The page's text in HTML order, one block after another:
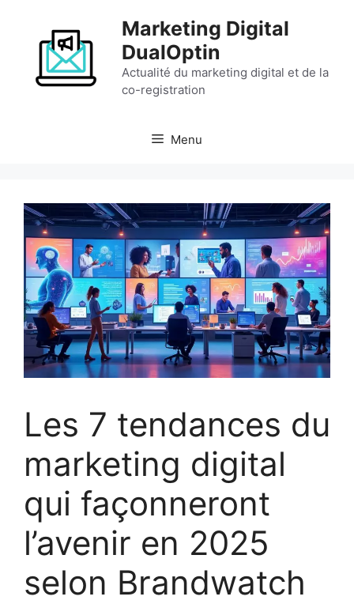
contenu
Marketing Digital
DualOptin
Actualité du marketing digital et de la
co-registration
Menu
Les 7 tendances du
marketing digital
qui façonneront
l’avenir en 2025
selon Brandwatch